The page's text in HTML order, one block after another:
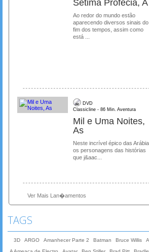
Setima Profecia, A
Ao redor do mundo estão
aparecendo diversos sinais do
fim dos tempos, assim como
está ...
DVD
Classicline - 86 Min. Aventura
Mil e Uma Noites,
As
Neste incrível épico das
os personagens das histórias
que j&aac...
Ver Mais Lan�amentos
TAGS
3D ARGO Amanhecer Parte 2 Batman Bruce Willis